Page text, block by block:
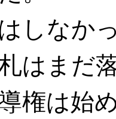
しなか
はまだ
権は始